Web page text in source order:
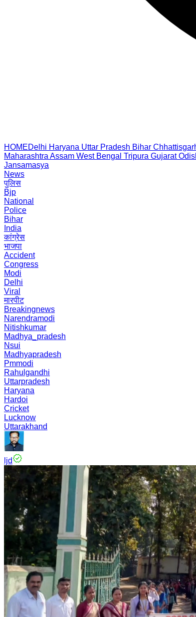
HOMEDelhi Haryana Uttar Pradesh Bihar
Maharashtra Assam West Bengal Tripura Gujarat
Jansamasya
News
पुलिस
Bjp
National
Police
Bihar
India
कांग्रेस
भाजपा
Accident
Congress
Modi
Delhi
Viral
मारपीट
Breakingnews
Narendramodi
Nitishkumar
Madhya_pradesh
Nsui
Madhyapradesh
Pmmodi
Rahulgandhi
Uttarpradesh
Haryana
Hardoi
Cricket
Lucknow
Uttarakhand
ljd